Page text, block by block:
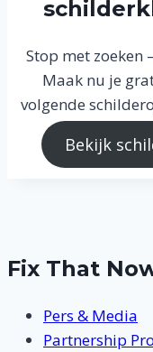
Stop met
Maak nu je
volgende
Bekijk
Fix That
Pers & Media
Partnership